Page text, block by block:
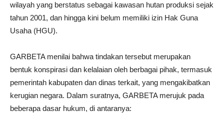
wilayah yang berstatus sebagai kawasan hutan produksi sejak
tahun 2001, dan hingga kini belum memiliki izin Hak Guna
Usaha (HGU).
GARBETA menilai bahwa tindakan tersebut merupakan
bentuk konspirasi dan kelalaian oleh berbagai pihak, termasuk
pemerintah kabupaten dan dinas terkait, yang mengakibatkan
kerugian negara. Dalam suratnya, GARBETA merujuk pada
beberapa dasar hukum, di antaranya: